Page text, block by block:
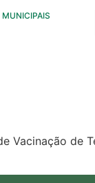
MUNICIPAIS
Vacinação de